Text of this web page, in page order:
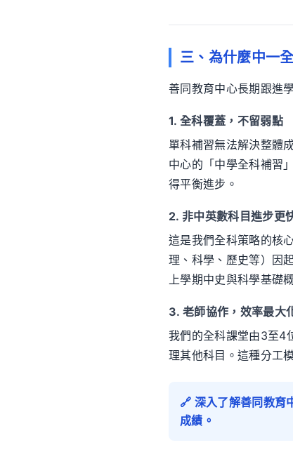
三、為什麼中一
善同教育中心長期跟進
1. 全科覆蓋，不留弱點
單科補習無法解決整體
中心的「中學全科補習
得平衡進步。
2. 非中英數科目進步更
這是我們全科策略的核
理、科學、歷史等）因
上學期中史與科學基礎
3. 老師協作，效率最大
我們的全科課堂由3至4
理其他科目。這種分工
🔗 深入了解善同教育
成績。